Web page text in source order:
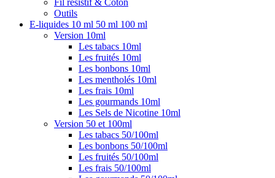
Fil résistif & Coton
Outils
E-liquides 10 ml 50 ml 100 ml
Version 10ml
Les tabacs 10ml
Les fruités 10ml
Les bonbons 10ml
Les mentholés 10ml
Les frais 10ml
Les gourmands 10ml
Les Sels de Nicotine 10ml
Version 50 et 100ml
Les tabacs 50/100ml
Les bonbons 50/100ml
Les fruités 50/100ml
Les frais 50/100ml